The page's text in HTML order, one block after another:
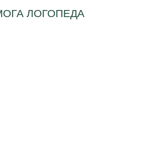
ЛОГОПЕДА